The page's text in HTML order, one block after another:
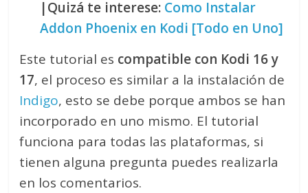
|Quizá te interese: Como Instalar
Addon Phoenix en Kodi [Todo en Uno]
Este tutorial es compatible con Kodi 16 y
17, el proceso es similar a la instalación de
Indigo, esto se debe porque ambos se han
incorporado en uno mismo. El tutorial
funciona para todas las plataformas, si
tienen alguna pregunta puedes realizarla
en los comentarios.